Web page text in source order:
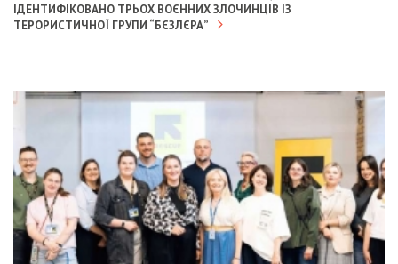
ІДЕНТИФІКОВАНО ТРЬОХ ВОЄННИХ ЗЛОЧИНЦІВ ІЗ
ТЕРОРИСТИЧНОЇ ГРУПИ “БЄЗЛЄРА”